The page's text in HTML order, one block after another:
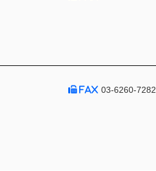
03-6260-7282